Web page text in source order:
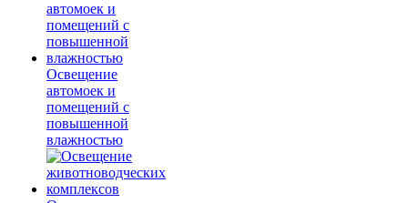
Освещение
автомоек и
помещений с
повышенной
влажностью